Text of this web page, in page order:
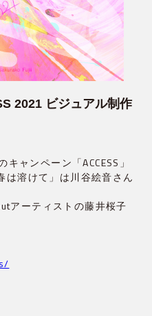
2021 ビジュアル制作
ャンペーン「ACCESS」
は溶けて」は川谷絵音さん
アーティストの藤井桜子